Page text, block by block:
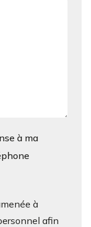
à ma
à
afin